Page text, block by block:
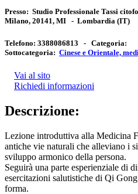
Presso: Studio Professionale Tassi
Milano, 20141, MI - Lombardia (IT)
Telefono: 3388086813 - Categoria:
Sottocategoria: Cinese e Orientale,
Vai al sito
Richiedi informazioni
Descrizione:
Lezione introduttiva alla Medicina
antiche vie naturali che alleviano i
sviluppo armonico della persona.
Seguirà una parte esperienziale di
esercitazioni salutistiche di Qi
forma.